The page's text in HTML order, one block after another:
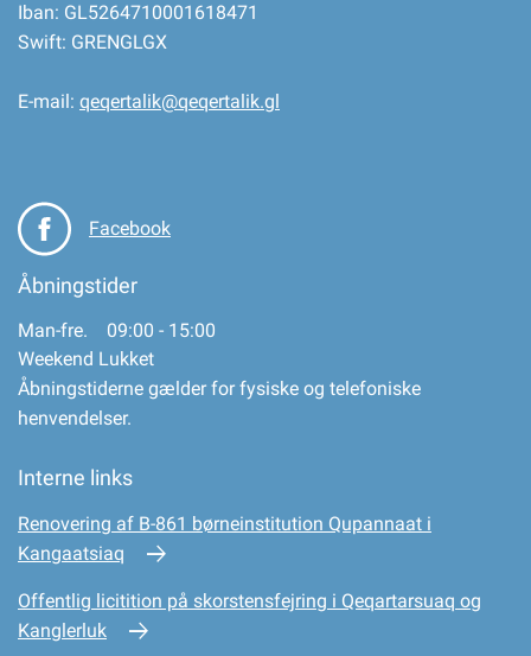
Iban: GL5264710001618471
Swift: GRENGLGX
E-mail: qeqertalik@qeqertalik.gl
Facebook
Åbningstider
Man-fre. 09:00 - 15:00
Weekend Lukket
Åbningstiderne gælder for fysiske og telefoniske
henvendelser.
Interne links
Renovering af B-861 børneinstitution Qupannaat i
Kangaatsiaq
Offentlig licitition på skorstensfejring i Qeqartarsuaq og
Kanglerluk